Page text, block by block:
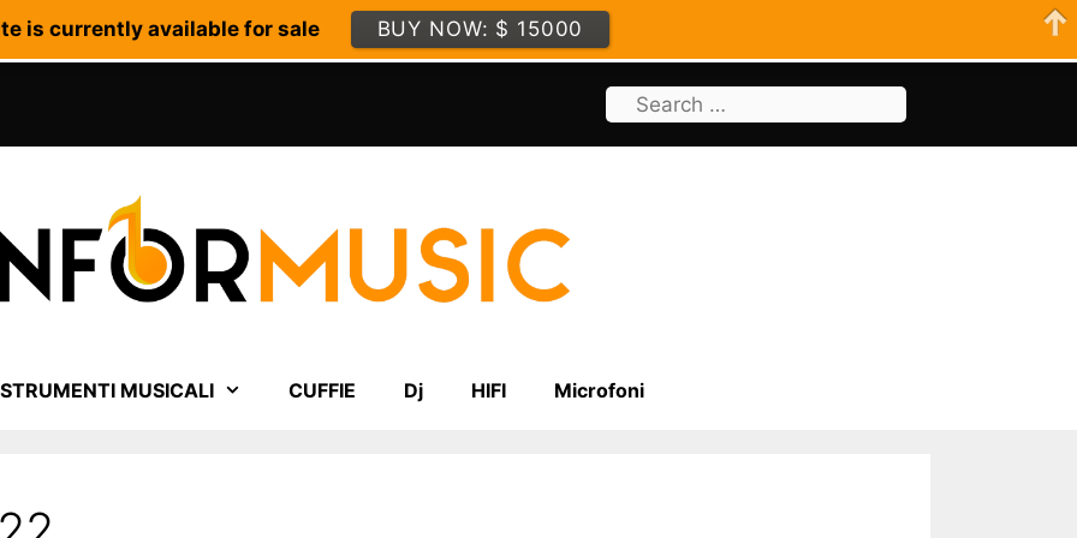
STRUMENTI MUSICALI CUFFIE Dj HIFI Microfoni
is currently available for sale BUY NOW: $ 15000